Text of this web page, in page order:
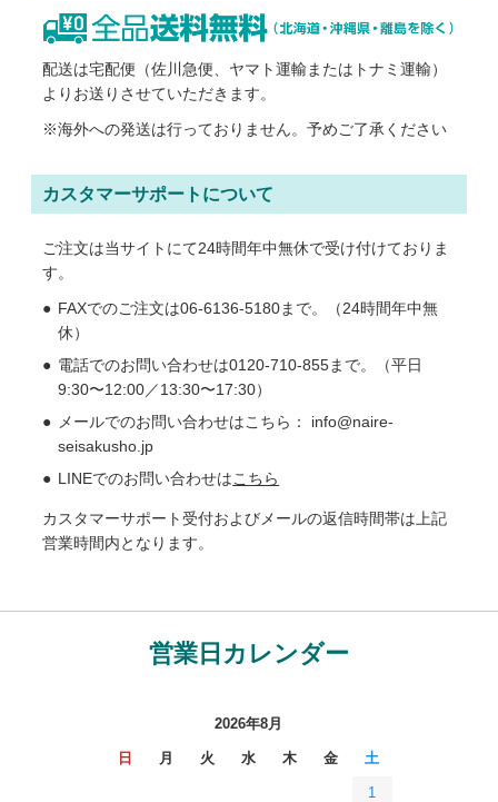
配送は宅配便（佐川急便、ヤマト運輸またはトナミ運輸）
よりお送りさせていただきます。
※海外への発送は行っておりません。予めご了承ください
カスタマーサポートについて
ご注文は当サイトにて24時間年中無休で受け付けておりま
す。
FAXでのご注文は06-6136-5180まで。（24時間年中無
休）
電話でのお問い合わせは0120-710-855まで。（平日
9:30〜12:00／13:30〜17:30）
メールでのお問い合わせはこちら： info@naire-
seisakusho.jp
LINEでのお問い合わせはこちら
カスタマーサポート受付およびメールの返信時間帯は上記
営業時間内となります。
営業日カレンダー
2026年8月
日 月 火 水 木 金 土
1